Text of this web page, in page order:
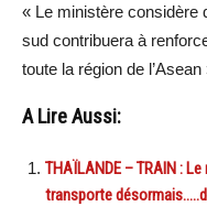
« Le ministère considère
sud contribuera à
toute la région de
A Lire Aussi:
THAÏLANDE – TRAIN :
transporte